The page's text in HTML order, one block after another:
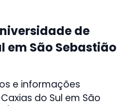
de
em São Sebastião
e informações
do Sul em São